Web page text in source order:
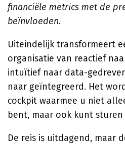
financiële metrics met de
beïnvloeden.
Uiteindelijk transformeert
organisatie van reactief
intuïtief naar data-
naar geïntegreerd. Het
cockpit waarmee u niet
bent, maar ook kunt
De reis is uitdagend, maar